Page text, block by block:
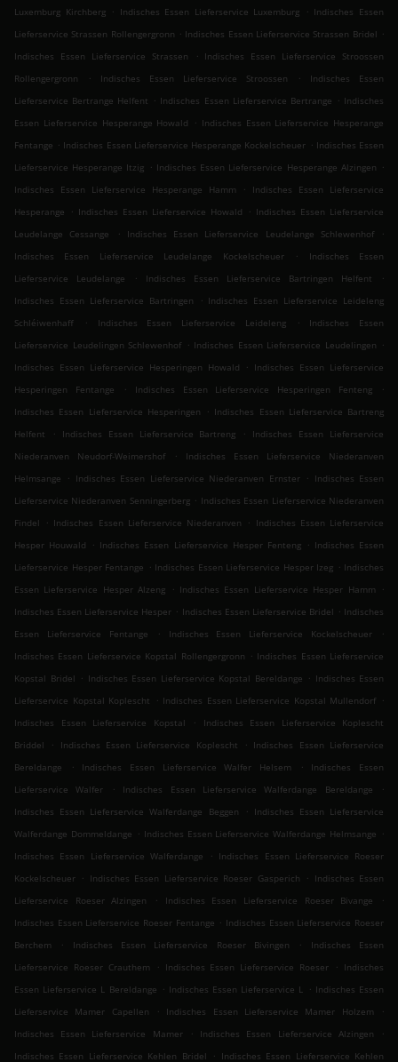
Luxemburg Kirchberg
. Indisches Essen Lieferservice Luxemburg . Indisches Essen
Lieferservice Strassen Rollengergronn . Indisches Essen Lieferservice Strassen Bridel .
Indisches Essen Lieferservice Strassen
. Indisches Essen Lieferservice Stroossen
Rollengergronn
. Indisches Essen Lieferservice Stroossen .
Indisches Essen
Lieferservice Bertrange Helfent . Indisches Essen Lieferservice Bertrange . Indisches
Essen Lieferservice Hesperange Howald
. Indisches Essen Lieferservice Hesperange
Fentange . Indisches Essen Lieferservice Hesperange Kockelscheuer . Indisches Essen
Lieferservice Hesperange Itzig . Indisches Essen Lieferservice Hesperange Alzingen .
Indisches Essen Lieferservice Hesperange Hamm
.
Indisches Essen Lieferservice
Hesperange
. Indisches Essen Lieferservice Howald . Indisches Essen Lieferservice
Leudelange Cessange
. Indisches Essen Lieferservice Leudelange Schlewenhof
.
Indisches Essen Lieferservice Leudelange Kockelscheuer
.
Indisches Essen
Lieferservice Leudelange
. Indisches Essen Lieferservice Bartringen Helfent
.
Indisches Essen Lieferservice Bartringen
. Indisches Essen Lieferservice Leideleng
Schléiwenhaff
. Indisches Essen Lieferservice Leideleng .
Indisches Essen
Lieferservice Leudelingen Schlewenhof . Indisches Essen Lieferservice Leudelingen .
Indisches Essen Lieferservice Hesperingen Howald
. Indisches Essen Lieferservice
Hesperingen Fentange
. Indisches Essen Lieferservice Hesperingen Fenteng
.
Indisches Essen Lieferservice Hesperingen
. Indisches Essen Lieferservice Bartreng
Helfent
. Indisches Essen Lieferservice Bartreng .
Indisches Essen Lieferservice
Niederanven Neudorf-Weimershof
.
Indisches Essen Lieferservice Niederanven
Helmsange
. Indisches Essen Lieferservice Niederanven Ernster . Indisches Essen
Lieferservice Niederanven Senningerberg . Indisches Essen Lieferservice Niederanven
Findel
. Indisches Essen Lieferservice Niederanven . Indisches Essen Lieferservice
Hesper Houwald
. Indisches Essen Lieferservice Hesper Fenteng . Indisches Essen
Lieferservice Hesper Fentange . Indisches Essen Lieferservice Hesper Izeg . Indisches
Essen Lieferservice Hesper Alzeng
. Indisches Essen Lieferservice Hesper Hamm
.
Indisches Essen Lieferservice Hesper . Indisches Essen Lieferservice Bridel . Indisches
Essen Lieferservice Fentange
. Indisches Essen Lieferservice Kockelscheuer
.
Indisches Essen Lieferservice Kopstal Rollengergronn . Indisches Essen Lieferservice
Kopstal Bridel . Indisches Essen Lieferservice Kopstal Bereldange . Indisches Essen
Lieferservice Kopstal Koplescht
. Indisches Essen Lieferservice Kopstal Mullendorf .
Indisches Essen Lieferservice Kopstal
.
Indisches Essen Lieferservice Koplescht
Briddel
. Indisches Essen Lieferservice Koplescht . Indisches Essen Lieferservice
Bereldange
. Indisches Essen Lieferservice Walfer Helsem .
Indisches Essen
Lieferservice Walfer
. Indisches Essen Lieferservice Walferdange Bereldange
.
Indisches Essen Lieferservice Walferdange Beggen
. Indisches Essen Lieferservice
Walferdange Dommeldange . Indisches Essen Lieferservice Walferdange Helmsange .
Indisches Essen Lieferservice Walferdange
. Indisches Essen Lieferservice Roeser
Kockelscheuer . Indisches Essen Lieferservice Roeser Gasperich . Indisches Essen
Lieferservice Roeser Alzingen
. Indisches Essen Lieferservice Roeser Bivange
.
Indisches Essen Lieferservice Roeser Fentange . Indisches Essen Lieferservice Roeser
Berchem
. Indisches Essen Lieferservice Roeser Bivingen .
Indisches Essen
Lieferservice Roeser Crauthem
. Indisches Essen Lieferservice Roeser . Indisches
Essen Lieferservice L Bereldange . Indisches Essen Lieferservice L . Indisches Essen
Lieferservice Mamer Capellen
. Indisches Essen Lieferservice Mamer Holzem
.
Indisches Essen Lieferservice Mamer
. Indisches Essen Lieferservice Alzingen
.
Indisches Essen Lieferservice Kehlen Bridel
. Indisches Essen Lieferservice Kehlen